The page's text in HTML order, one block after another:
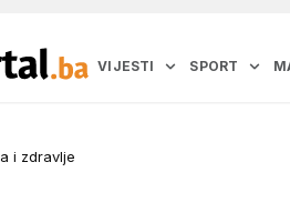
VIJESTI SPORT
i zdravlje